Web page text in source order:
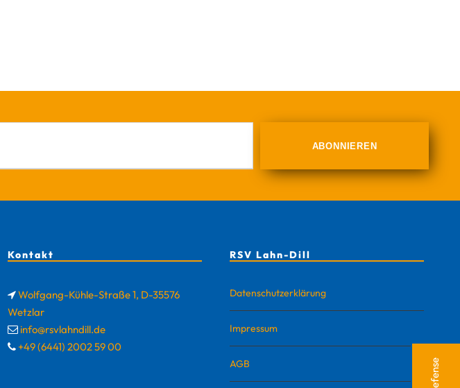
Kontakt
Wolfgang-Kühle-Straße 1, D-35576
Wetzlar
info@rsvlahndill.de
+49 (6441) 2002 59 00
RSV Lahn-Dill
Datenschutzerklärung
Impressum
AGB